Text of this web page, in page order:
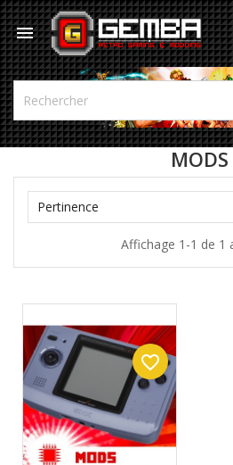

MODS
Pertinence
Affichage 1-1 de 1
favorite_border